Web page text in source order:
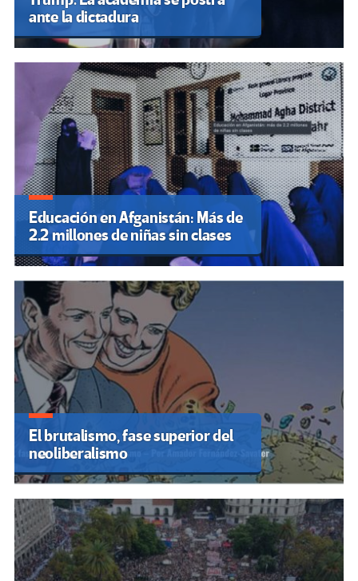
ante la dictadura
Educación en Afganistán: Más de
2.2 millones de niñas sin clases
El brutalismo, fase superior del
neoliberalismo